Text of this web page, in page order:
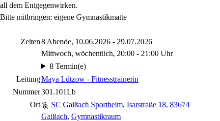
all dem Entgegenwirken.
Bitte mitbringen: eigene Gymnastikmatte
Zeiten8 Abende, 10.06.2026 - 29.07.2026
Mittwoch, wöchentlich, 20:00 - 21:00 Uhr
8 Termin(e)
LeitungMaya Lützow - Fitnesstrainerin
Nummer301.101Lb
Ort
SC Gaißach Sportheim, Isarstraße 18, 83674
Gaißach, Gymnastikraum